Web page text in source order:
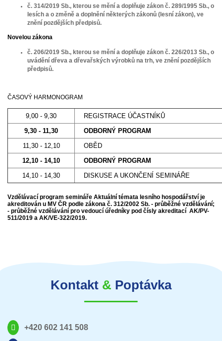
č. 314/2019 Sb., kterou se mění a doplňuje zákon č. 289/1995 Sb., o
lesích a o změně a doplnění některých zákonů (lesní zákon), ve
znění pozdějších předpisů.
Novelou zákona
č. 206/2019 Sb., kterou se mění a doplňuje zákon č. 226/2013 Sb., o
uvádění dřeva a dřevařských výrobků na trh, ve znění pozdějších
předpisů.
ČASOVÝ HARMONOGRAM
9,00 - 9,30
REGISTRACE ÚČASTNÍKŮ
9,30 - 11,30
ODBORNÝ PROGRAM
11,30 - 12,10
OBĚD
12,10 - 14,10
ODBORNÝ PROGRAM
14,10 - 14,30
DISKUSE A UKONČENÍ SEMINÁŘE
Vzdělávací program semináře Aktuální témata lesního hospodářství je
akreditován u MV ČR podle zákona č. 312/2002 Sb. - průběžné vzdělávání;
- průběžné vzdělávání pro vedoucí úředníky pod čísly akreditací AK/PV-
511/2019 a AK/VE-322/2019.
Kontakt & Poptávka
+420 602 141 508